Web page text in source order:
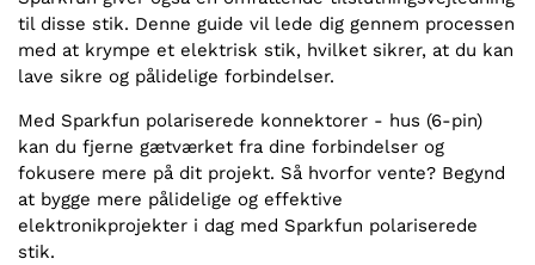
til disse stik. Denne guide vil lede dig gennem processen
med at krympe et elektrisk stik, hvilket sikrer, at du kan
lave sikre og pålidelige forbindelser.
Med Sparkfun polariserede konnektorer - hus (6-pin)
kan du fjerne gætværket fra dine forbindelser og
fokusere mere på dit projekt. Så hvorfor vente? Begynd
at bygge mere pålidelige og effektive
elektronikprojekter i dag med Sparkfun polariserede
stik.